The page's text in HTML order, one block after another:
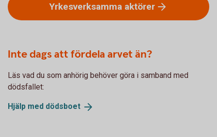
Yrkesverksamma aktörer
Inte dags att fördela arvet än?
Läs vad du som anhörig behöver göra i samband med
dödsfallet:
Hjälp med dödsboet